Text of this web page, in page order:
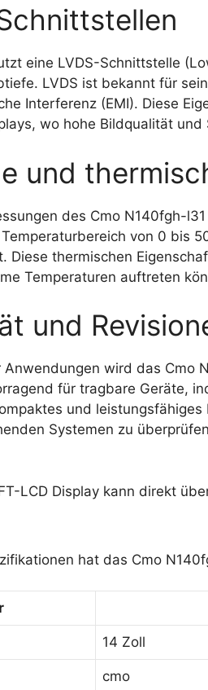
eine LVDS-Schnittstelle
LVDS ist bekannt für
Interferenz (EMI). Diese
wo hohe Bildqualität
und
des Cmo N140fgh-
von 0 bis
Diese thermischen
Temperaturen auftreten
und
wird das Cmo
für tragbare Geräte,
und
Systemen zu
LCD Display kann direkt
hat das Cmo
14 Zoll
cmo